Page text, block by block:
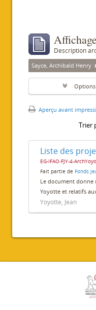
Description
Sayce, Archibald Henry
Options
Aperçu avant
Trier
EG-IFAO-FJY-4-
Fait partie de Fonds
Le document donne
Yoyotte et relatifs
Yoyotte, Jean